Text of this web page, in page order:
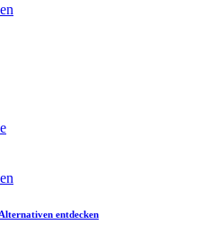
entdecken